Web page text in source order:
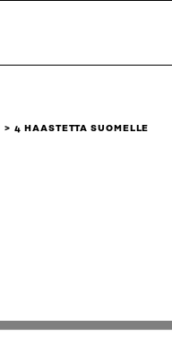
4 HAASTETTA SUOMELLE